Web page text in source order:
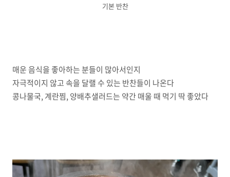
기본 반찬
매운 음식을 좋아하는 분들이 많아서인지
자극적이지 않고 속을 달랠 수 있는 반찬들이 나온다
콩나물국, 계란찜, 양배추샐러드는 약간 매울 때 먹기 딱 좋았다